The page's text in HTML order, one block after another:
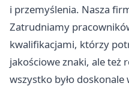
i przemyślenia. Nasza
Zatrudniamy
kwalifikacjami, którzy
jakościowe znaki, ale też
wszystko było